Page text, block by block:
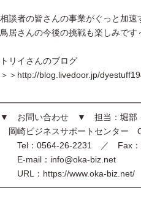
相談者の皆さんの事業がぐっと加速
鳥居さんの今後の挑戦も楽しみです
トリイさんのブログ
＞＞http://blog.livedoor.jp/
▼ お問い合わせ ▼ 担当：堀部
岡崎ビジネスサポートセンター
Tel：0564-26-2231 ／ Fax：
E-mail：info@oka-biz.net
URL：https://www.oka-biz.net/